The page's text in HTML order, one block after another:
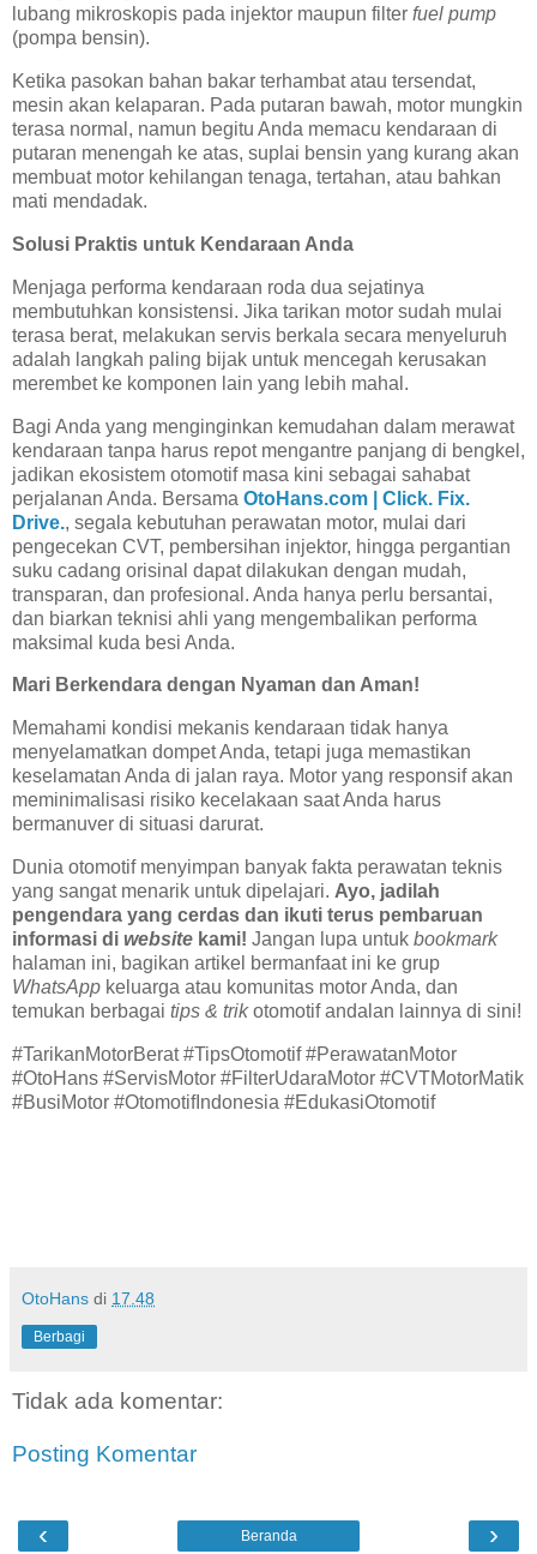
lubang mikroskopis pada injektor maupun filter fuel pump
(pompa bensin).
Ketika pasokan bahan bakar terhambat atau tersendat,
mesin akan kelaparan. Pada putaran bawah, motor mungkin
terasa normal, namun begitu Anda memacu kendaraan di
putaran menengah ke atas, suplai bensin yang kurang akan
membuat motor kehilangan tenaga, tertahan, atau bahkan
mati mendadak.
Solusi Praktis untuk Kendaraan Anda
Menjaga performa kendaraan roda dua sejatinya
membutuhkan konsistensi. Jika tarikan motor sudah mulai
terasa berat, melakukan servis berkala secara menyeluruh
adalah langkah paling bijak untuk mencegah kerusakan
merembet ke komponen lain yang lebih mahal.
Bagi Anda yang menginginkan kemudahan dalam merawat
kendaraan tanpa harus repot mengantre panjang di bengkel,
jadikan ekosistem otomotif masa kini sebagai sahabat
perjalanan Anda. Bersama OtoHans.com | Click. Fix.
Drive., segala kebutuhan perawatan motor, mulai dari
pengecekan CVT, pembersihan injektor, hingga pergantian
suku cadang orisinal dapat dilakukan dengan mudah,
transparan, dan profesional. Anda hanya perlu bersantai,
dan biarkan teknisi ahli yang mengembalikan performa
maksimal kuda besi Anda.
Mari Berkendara dengan Nyaman dan Aman!
Memahami kondisi mekanis kendaraan tidak hanya
menyelamatkan dompet Anda, tetapi juga memastikan
keselamatan Anda di jalan raya. Motor yang responsif akan
meminimalisasi risiko kecelakaan saat Anda harus
bermanuver di situasi darurat.
Dunia otomotif menyimpan banyak fakta perawatan teknis
yang sangat menarik untuk dipelajari. Ayo, jadilah
pengendara yang cerdas dan ikuti terus pembaruan
informasi di website kami! Jangan lupa untuk bookmark
halaman ini, bagikan artikel bermanfaat ini ke grup
WhatsApp keluarga atau komunitas motor Anda, dan
temukan berbagai tips & trikotomotif andalan lainnya di sini!
#TarikanMotorBerat #TipsOtomotif #PerawatanMotor
#OtoHans #ServisMotor #FilterUdaraMotor #CVTMotorMatik
#BusiMotor #OtomotifIndonesia #EdukasiOtomotif
OtoHans di 17.48
Berbagi
Tidak ada komentar:
Posting Komentar
‹ ›
Beranda